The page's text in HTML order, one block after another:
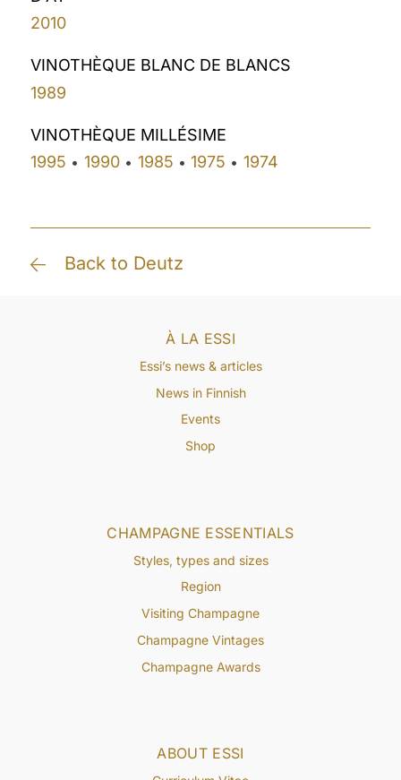
2010
VINOTHÈQUE BLANC DE BLANCS
1989
VINOTHÈQUE MILLÉSIME
1995 • 1990• 1985 • 1975 • 1974
Back to Deutz
ABOUT ESSI
CHAMPAGNE ESSENTIALS
Styles, types and sizes
Region
Visiting Champagne
Champagne Vintages
Champagne Awards
À LA ESSI
Essi’s news & articles
News in Finnish
Events
Shop